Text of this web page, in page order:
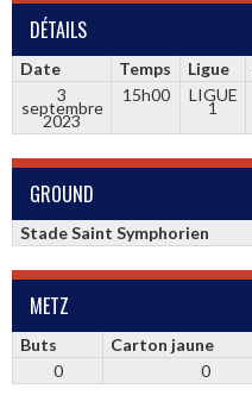
DÉTAILS
Date Temps Ligue
3
septembre
2023
15h00 LIGUE
1
GROUND
Stade Saint Symphorien
METZ
Buts Carton jaune
0
0